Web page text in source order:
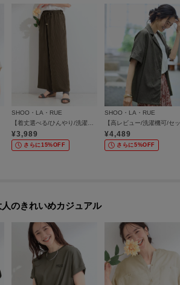
SHOO・LA・RUE
¥3,989
さらに15%OFF
SHOO・LA・RUE
¥4,489
さらに5%OFF
人のきれいめカジュアル